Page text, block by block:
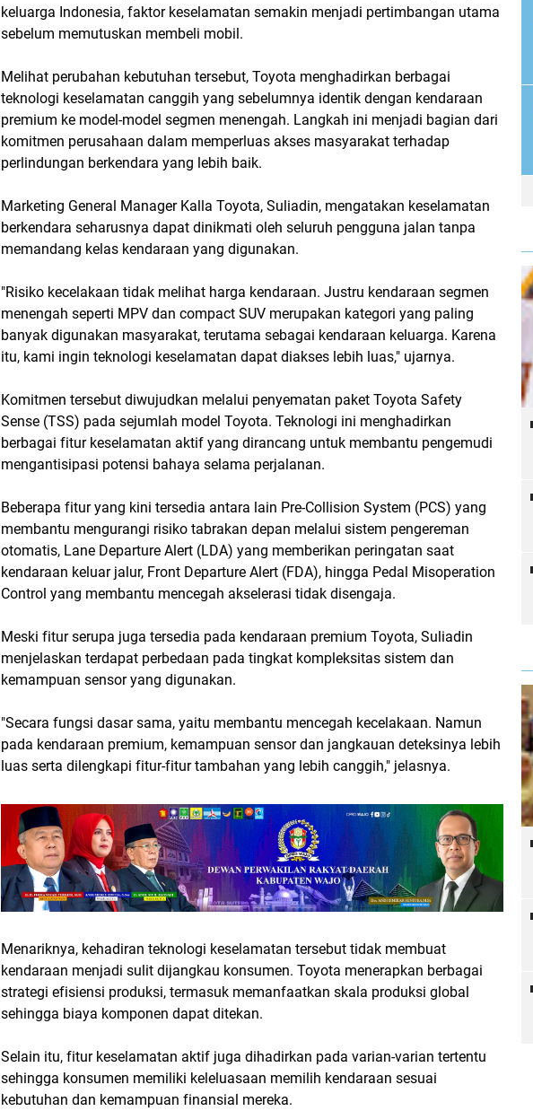
keluarga Indonesia, faktor keselamatan semakin menjadi pertimbangan utama
sebelum memutuskan membeli mobil.
Melihat perubahan kebutuhan tersebut, Toyota menghadirkan berbagai
teknologi keselamatan canggih yang sebelumnya identik dengan kendaraan
premium ke model-model segmen menengah. Langkah ini menjadi bagian dari
komitmen perusahaan dalam memperluas akses masyarakat terhadap
perlindungan berkendara yang lebih baik.
Marketing General Manager Kalla Toyota, Suliadin, mengatakan keselamatan
berkendara seharusnya dapat dinikmati oleh seluruh pengguna jalan tanpa
memandang kelas kendaraan yang digunakan.
"Risiko kecelakaan tidak melihat harga kendaraan. Justru kendaraan segmen
menengah seperti MPV dan compact SUV merupakan kategori yang paling
banyak digunakan masyarakat, terutama sebagai kendaraan keluarga. Karena
itu, kami ingin teknologi keselamatan dapat diakses lebih luas," ujarnya.
Komitmen tersebut diwujudkan melalui penyematan paket Toyota Safety
Sense (TSS) pada sejumlah model Toyota. Teknologi ini menghadirkan
berbagai fitur keselamatan aktif yang dirancang untuk membantu pengemudi
mengantisipasi potensi bahaya selama perjalanan.
Beberapa fitur yang kini tersedia antara lain Pre-Collision System (PCS) yang
membantu mengurangi risiko tabrakan depan melalui sistem pengereman
otomatis, Lane Departure Alert (LDA) yang memberikan peringatan saat
kendaraan keluar jalur, Front Departure Alert (FDA), hingga Pedal Misoperation
Control yang membantu mencegah akselerasi tidak disengaja.
Meski fitur serupa juga tersedia pada kendaraan premium Toyota, Suliadin
menjelaskan terdapat perbedaan pada tingkat kompleksitas sistem dan
kemampuan sensor yang digunakan.
"Secara fungsi dasar sama, yaitu membantu mencegah kecelakaan. Namun
pada kendaraan premium, kemampuan sensor dan jangkauan deteksinya lebih
luas serta dilengkapi fitur-fitur tambahan yang lebih canggih," jelasnya.
Menariknya, kehadiran teknologi keselamatan tersebut tidak membuat
kendaraan menjadi sulit dijangkau konsumen. Toyota menerapkan berbagai
strategi efisiensi produksi, termasuk memanfaatkan skala produksi global
sehingga biaya komponen dapat ditekan.
Selain itu, fitur keselamatan aktif juga dihadirkan pada varian-varian tertentu
sehingga konsumen memiliki keleluasaan memilih kendaraan sesuai
kebutuhan dan kemampuan finansial mereka.